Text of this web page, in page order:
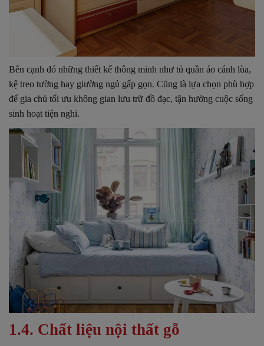
Bên cạnh đó những thiết kế thông minh như tủ quần áo cánh lùa,
kệ treo tường hay giường ngủ gấp gọn. Cũng là lựa chọn phù hợp
để gia chủ tối ưu không gian lưu trữ đồ đạc, tận hưởng cuộc sống
sinh hoạt tiện nghi.
1.4. Chất liệu nội thất gỗ